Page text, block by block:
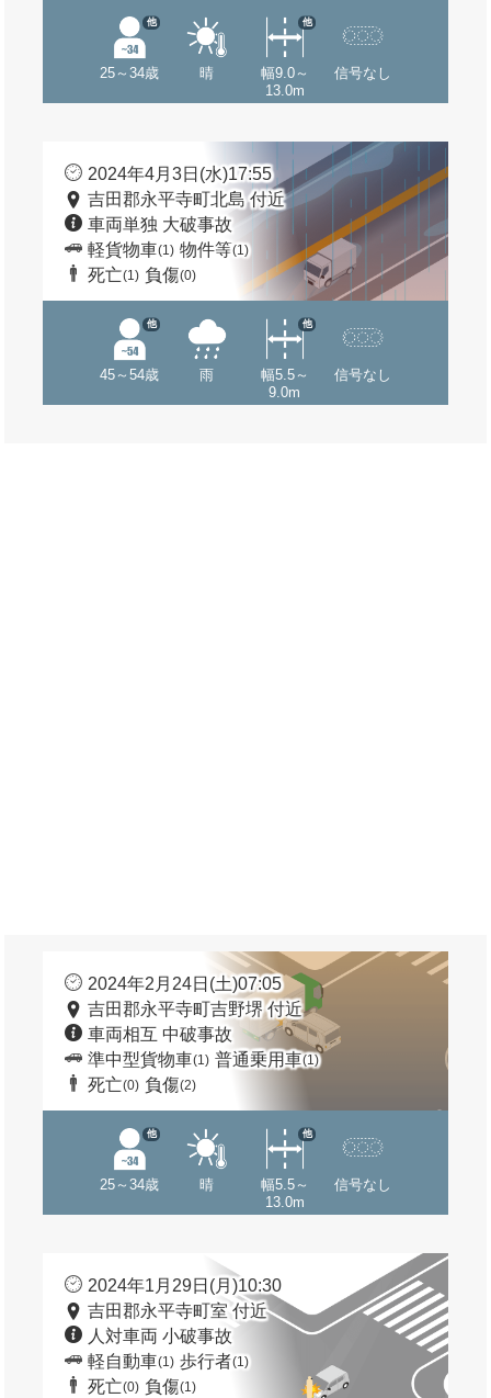
25～34歳
他
晴
幅9.0～
13.0m
他
信号なし
2024年4月3日(水)17:55
吉田郡永平寺町北島 付近
車両単独 大破事故
軽貨物車(1) 物件等(1)
死亡(1) 負傷(0)
45～54歳
他
雨
幅5.5～
9.0m
他
信号なし
2024年2月24日(土)07:05
吉田郡永平寺町吉野堺 付近
車両相互 中破事故
準中型貨物車(1) 普通乗用車(1)
死亡(0) 負傷(2)
25～34歳
他
晴
幅5.5～
13.0m
他
信号なし
2024年1月29日(月)10:30
吉田郡永平寺町室 付近
人対車両 小破事故
軽自動車(1) 歩行者(1)
死亡(0) 負傷(1)